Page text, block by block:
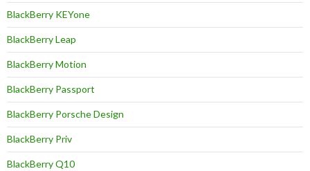
BlackBerry KEYone
BlackBerry Leap
BlackBerry Motion
BlackBerry Passport
BlackBerry Porsche Design
BlackBerry Priv
BlackBerry Q10